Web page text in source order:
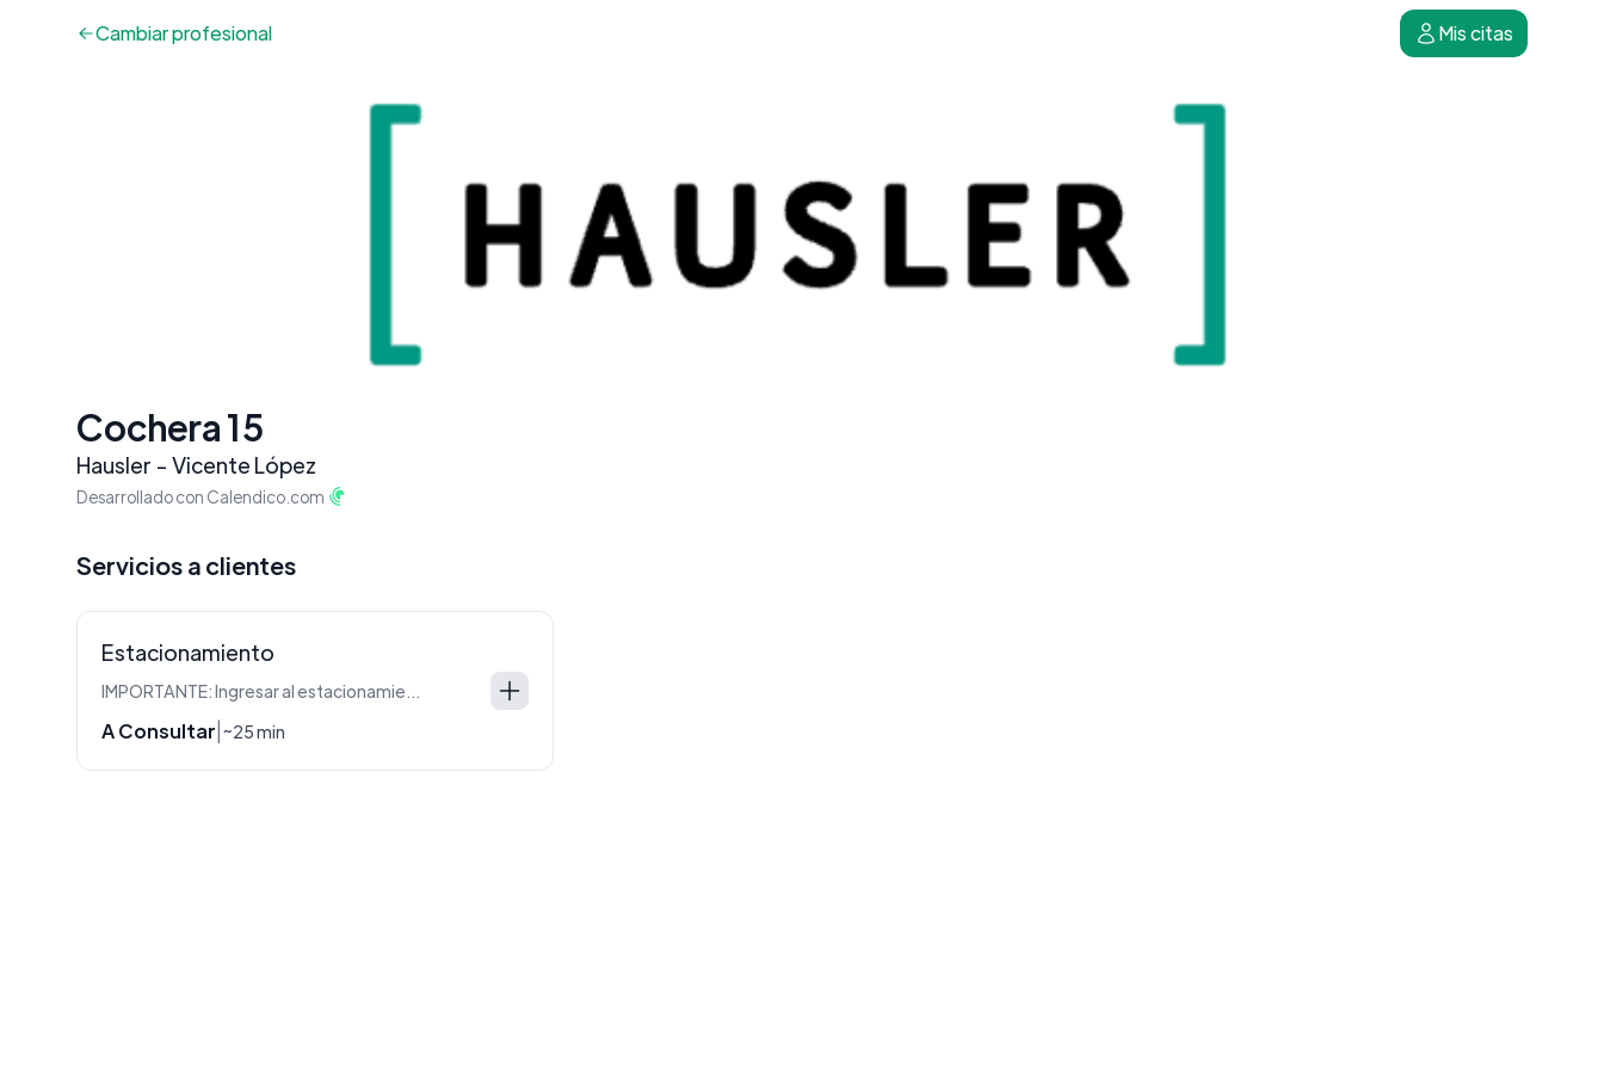
Cambiarprofesional Mis citas
Cochera 15
Hausler - Vicente López
Desarrollado con Calendico.com
Servicios a clientes
Estacionamiento
IMPORTANTE: Ingresar al estacionamiento por Marcelino Freyre 3650. Registrar en el campo Nota su patente para que el servicio sea registrado con seguridad.
A Consultar ~25 min